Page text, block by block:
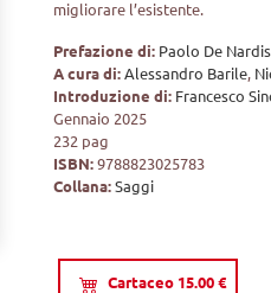
migliorare l’esistente.
Prefazione di: Paolo De Nardis
A cura di:Alessandro Barile,
Introduzione di: Francesco
Gennaio 2025
232 pag
ISBN:9788823025783
Collana:Saggi
Cartaceo 15.00 €